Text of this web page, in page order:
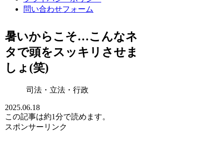
問い合わせフォーム
暑いからこそ…こんなネ
タで頭をスッキリさせま
しょ(笑)
司法・立法・行政
2025.06.18
この記事は約1分で読めます。
スポンサーリンク